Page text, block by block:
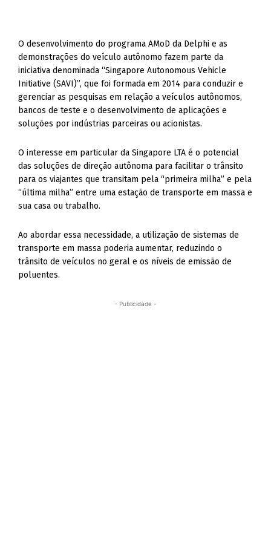
O desenvolvimento do programa AMoD da Delphi e as
demonstrações do veículo autônomo fazem parte da
iniciativa denominada “Singapore Autonomous Vehicle
Initiative (SAVI)”, que foi formada em 2014 para conduzir e
gerenciar as pesquisas em relação a veículos autônomos,
bancos de teste e o desenvolvimento de aplicações e
soluções por indústrias parceiras ou acionistas.
O interesse em particular da Singapore LTA é o potencial
das soluções de direção autônoma para facilitar o trânsito
para os viajantes que transitam pela “primeira milha” e pela
“última milha” entre uma estação de transporte em massa e
sua casa ou trabalho.
Ao abordar essa necessidade, a utilização de sistemas de
transporte em massa poderia aumentar, reduzindo o
trânsito de veículos no geral e os níveis de emissão de
poluentes.
- Publicidade -